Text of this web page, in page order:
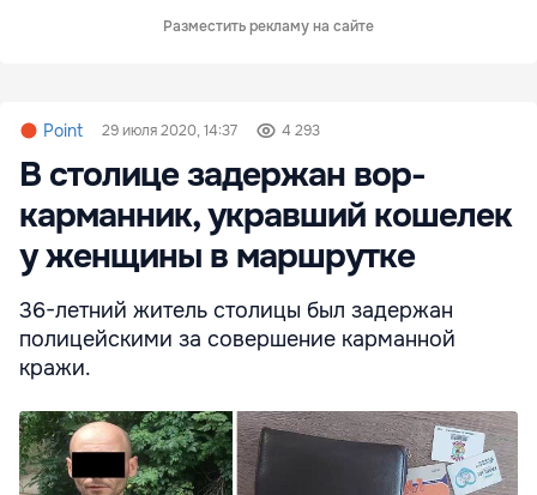
Разместить рекламу на сайте
Point 29 июля 2020, 14:37 4 293
В столице задержан вор-
карманник, укравший кошелек
у женщины в маршрутке
36-летний житель столицы был задержан
полицейскими за совершение карманной
кражи.